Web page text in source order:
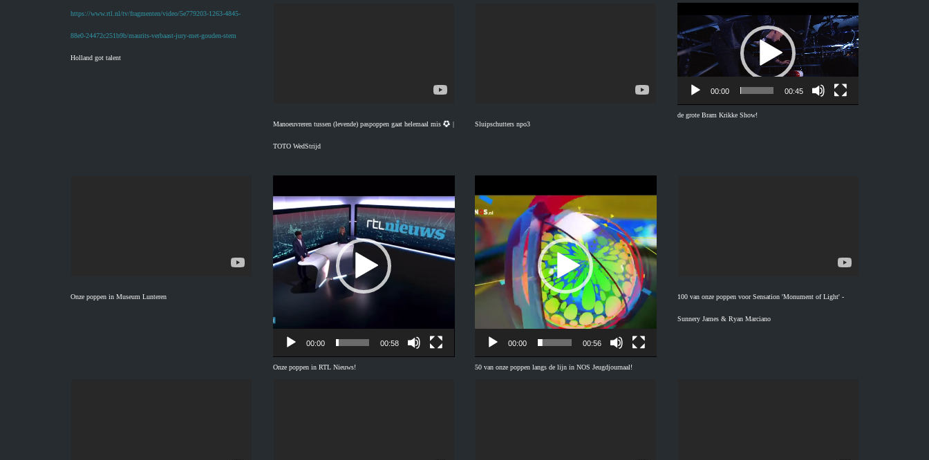
https://www.rtl.nl/tv/fragmenten/video/5e779203-1263-4845-
88e0-24472c251b9b/maurits-verbaast-jury-met-gouden-stem
Holland got talent
Manoeuvreren tussen (levende) paspoppen gaat helemaal mis |
TOTO WedStrijd
Sluipschutters npo3
00:00 00:45
de grote Bram Krikke Show!
Onze poppen in Museum Lunteren
00:00 00:58
Onze poppen in RTL Nieuws!
00:00 00:56
50 van onze poppen langs de lijn in NOS Jeugdjournaal!
100 van onze poppen voor Sensation 'Monument of Light' -
Sunnery James & Ryan Marciano